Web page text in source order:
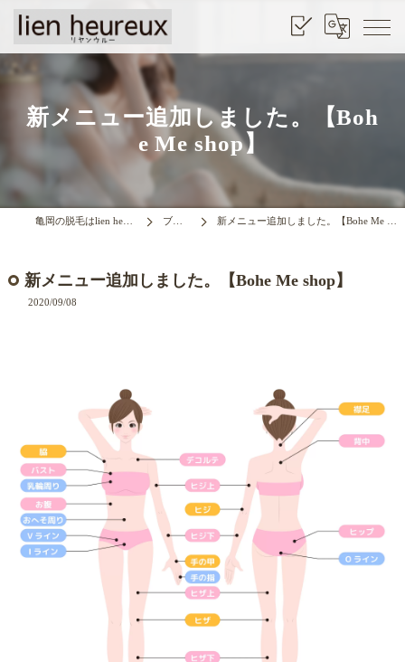
新メニュー追加しました。【Boh
e Me shop】
亀岡の脱毛はlien heurrux ブログ 新メニュー追加しました。【Bohe Me shop】
新メニュー追加しました。【Bohe Me shop】
2020/09/08